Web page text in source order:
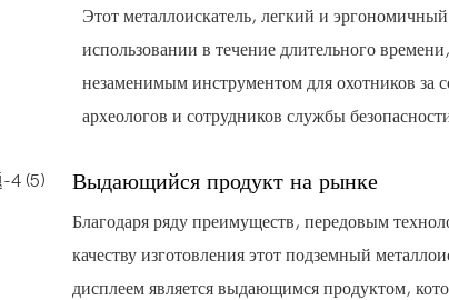
Этот металлоискатель, легкий и
использовании в течение длительного
незаменимым инструментом для охотников за
археологов и сотрудников службы
Выдающийся продукт на рынке
Благодаря ряду преимуществ, передовым
качеству изготовления этот подземный
дисплеем является выдающимся продуктом,